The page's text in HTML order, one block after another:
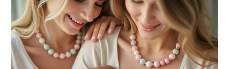
Collier
allaitement
:
un
accessoire
pensé